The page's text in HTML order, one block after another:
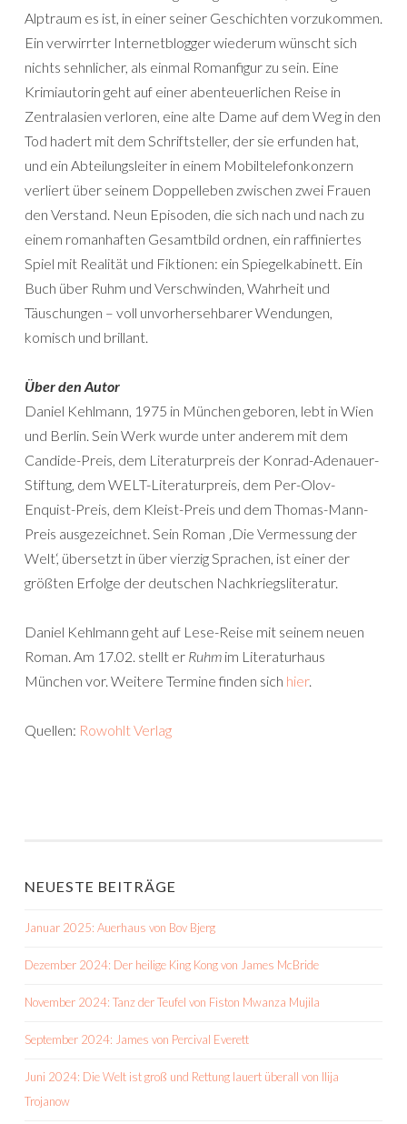
Alptraum es ist, in einer seiner Geschichten vorzukommen.
Ein verwirrter Internetblogger wiederum wünscht sich
nichts sehnlicher, als einmal Romanfigur zu sein. Eine
Krimiautorin geht auf einer abenteuerlichen Reise in
Zentralasien verloren, eine alte Dame auf dem Weg in den
Tod hadert mit dem Schriftsteller, der sie erfunden hat,
und ein Abteilungsleiter in einem Mobiltelefonkonzern
verliert über seinem Doppelleben zwischen zwei Frauen
den Verstand. Neun Episoden, die sich nach und nach zu
einem romanhaften Gesamtbild ordnen, ein raffiniertes
Spiel mit Realität und Fiktionen: ein Spiegelkabinett. Ein
Buch über Ruhm und Verschwinden, Wahrheit und
Täuschungen – voll unvorhersehbarer Wendungen,
komisch und brillant.
Über den Autor
Daniel Kehlmann, 1975 in München geboren, lebt in Wien
und Berlin. Sein Werk wurde unter anderem mit dem
Candide-Preis, dem Literaturpreis der Konrad-Adenauer-
Stiftung, dem WELT-Literaturpreis, dem Per-Olov-
Enquist-Preis, dem Kleist-Preis und dem Thomas-Mann-
Preis ausgezeichnet. Sein Roman ‚Die Vermessung der
Welt‘, übersetzt in über vierzig Sprachen, ist einer der
größten Erfolge der deutschen Nachkriegsliteratur.
Daniel Kehlmann geht auf Lese-Reise mit seinem neuen
Roman. Am 17.02. stellt er Ruhm im Literaturhaus
München vor. Weitere Termine finden sich hier.
Quellen: Rowohlt Verlag
NEUESTE BEITRÄGE
Januar 2025: Auerhaus von Bov Bjerg
Dezember 2024: Der heilige King Kong von James McBride
November 2024: Tanz der Teufel von Fiston Mwanza Mujila
September 2024: James von Percival Everett
Juni 2024: Die Welt ist groß und Rettung lauert überall von Ilija
Trojanow